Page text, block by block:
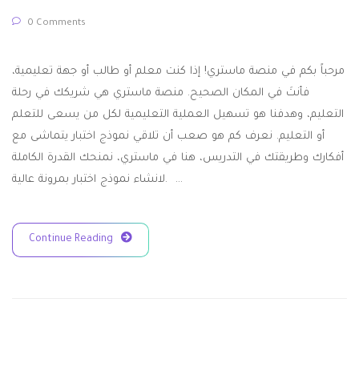
0 Comments
مرحباً بكم في منصة ماستري! إذا كنت معلم أو طالب أو جهة تعليمية،
فأنتَ في المكان الصحيح. منصة ماستري هي شريكك في رحلة
التعليم، وهدفنا هو تسهيل العملية التعليمية لكل من يسعى للتعلم
أو التعليم. نعرف كم هو صعب أن تلاقي نموذج اختبار يتماشى مع
أفكارك وطريقتك في التدريس، هنا في ماستري، نمنحك القدرة الكاملة
لانشاء نموذج اختبار بمرونة عالية. …
Continue Reading